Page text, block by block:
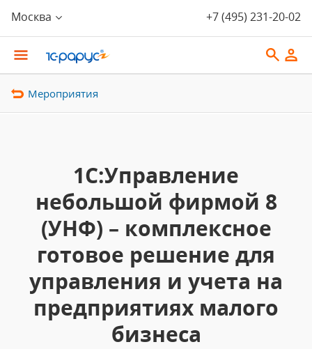
Москва +7 (495) 231-20-02
Мероприятия
1С:Управление
небольшой фирмой 8
(УНФ) – комплексное
готовое решение для
управления и учета на
предприятиях малого
бизнеса